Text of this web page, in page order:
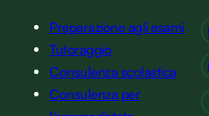
Preparazione agli esami
Tutoraggio
Consulenza scolastica
Consulenza per